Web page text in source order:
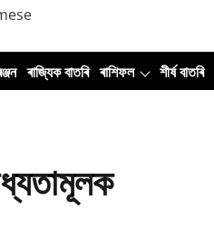
ৰাজ্যিক বাতৰি ৰাশিফল শীৰ্ষ বাতৰি